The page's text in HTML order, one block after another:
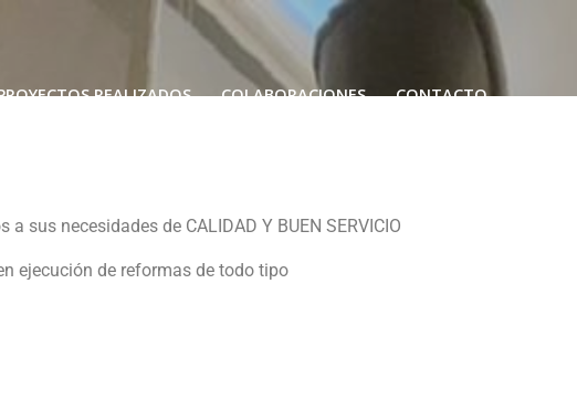
REALIZADOS COLABORACIONES CONTACTO
sus necesidades de CALIDAD Y BUEN SERVICIO
ejecución de reformas de todo tipo